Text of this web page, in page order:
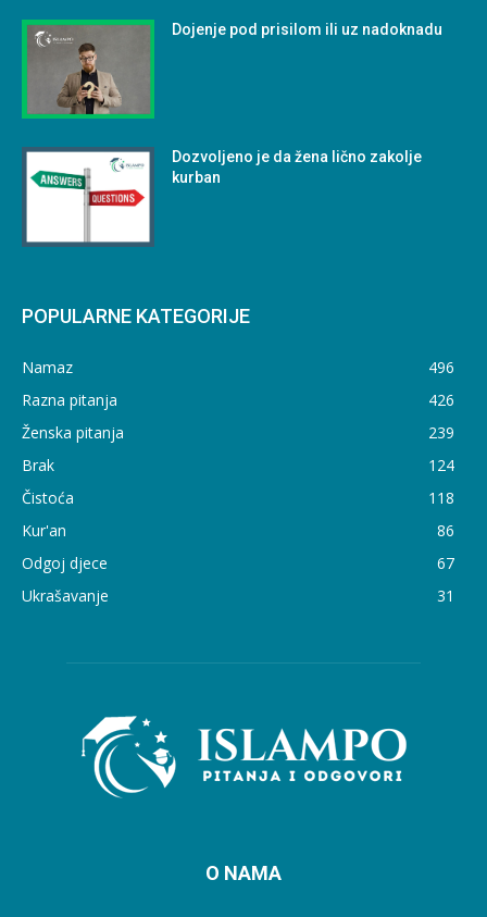
Dojenje pod prisilom ili uz nadoknadu
Dozvoljeno je da žena lično zakolje
kurban
POPULARNE KATEGORIJE
Namaz
496
Razna pitanja
426
Ženska pitanja
239
Brak
124
Čistoća
118
Kur'an
86
Odgoj djece
67
Ukrašavanje
31
O NAMA